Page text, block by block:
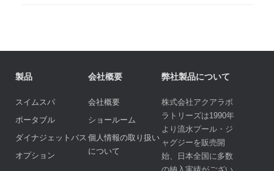
製品
スイムスパ
ポータブル
ダイナジェットバス
オプション
会社概要
会社概要
ショールーム
個人情報の取り扱い
について
弊社製品について
株式会社アクアラボ
ラトリーズは1990年
より流水プール・ジ
ャグジーを販売開
始、日本全国に多数
の納入実績がござい